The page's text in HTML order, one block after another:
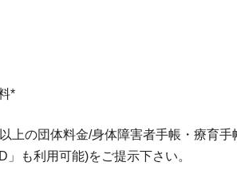
*
の団体料金/身体障害者手帳・療育
も利用可能)をご提示下さい。